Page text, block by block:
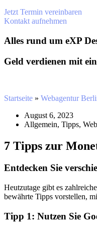
Jetzt Termin vereinbaren
Kontakt aufnehmen
Alles rund um eXP
Geld verdienen mit
Startseite » Webagentur
August 6, 2023
Allgemein, Tipps,
7 Tipps zur
Entdecken Sie
Heutzutage gibt es
bewährte Tipps vorstellen,
Tipp 1: Nutzen Sie